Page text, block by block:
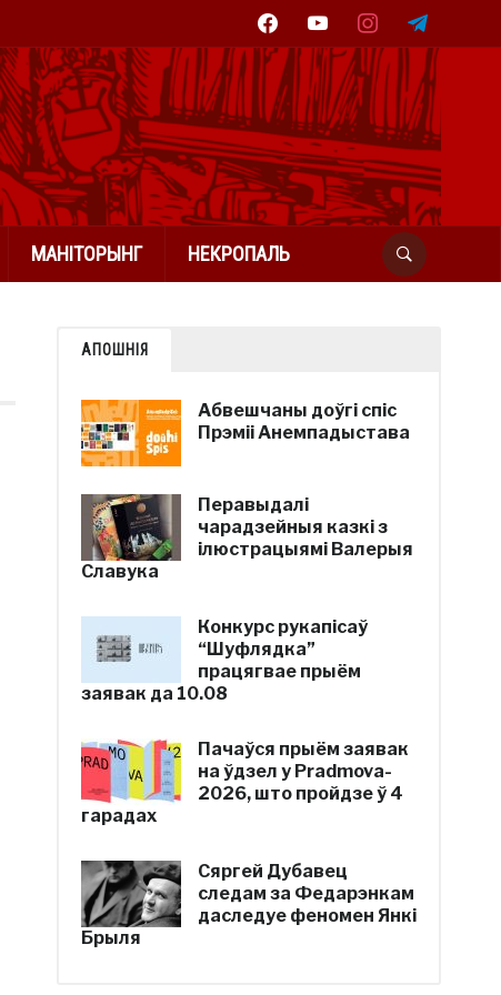
facebookyoutube instagramtelegram
МАНІТОРЫНГ НЕКРОПАЛЬ
АПОШНІЯ
Абвешчаны доўгі спіс
Прэміі Анемпадыстава
Перавыдалі
чарадзейныя казкі з
ілюстрацыямі Валерыя
Славука
Конкурс рукапісаў
“Шуфлядка”
працягвае прыём
заявак да 10.08
Пачаўся прыём заявак
на ўдзел у Pradmova-
2026, што пройдзе ў 4
гарадах
Сяргей Дубавец
следам за Федарэнкам
даследуе феномен Янкі
Брыля